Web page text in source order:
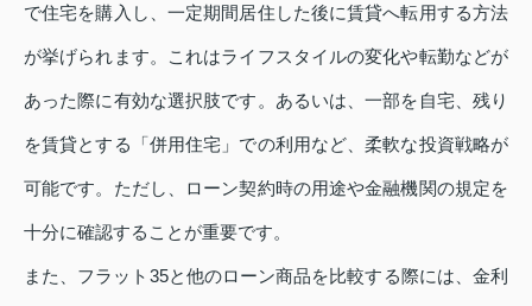
で住宅を購入し、一定期間居住した後に賃貸へ転用する方法
が挙げられます。これはライフスタイルの変化や転勤などが
あった際に有効な選択肢です。あるいは、一部を自宅、残り
を賃貸とする「併用住宅」での利用など、柔軟な投資戦略が
可能です。ただし、ローン契約時の用途や金融機関の規定を
十分に確認することが重要です。
また、フラット35と他のローン商品を比較する際には、金利